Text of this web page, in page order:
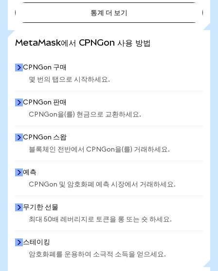
통계 더 보기
MetaMask에서 CPNGon 사용 방법
CPNGon 구매
몇 번의 탭으로 시작하세요.
CPNGon 판매
CPNGon을(를) 현금으로 교환하세요.
CPNGon 스왑
블록체인 전반에서 CPNGon을(를) 거래하세요.
예측
CPNGon 및 암호화폐 예측 시장에서 거래하세요.
무기한 선물
최대 50배 레버리지로 토큰을 롱 또는 숏 하세요.
스테이킹
암호화폐를 운용하여 소극적 소득을 얻으세요.